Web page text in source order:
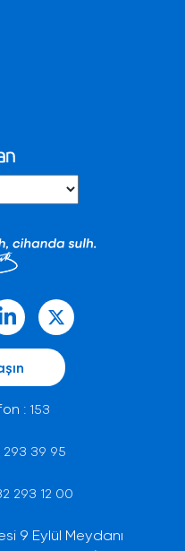
: 153
293 39 95
293 12 00
9 Eylül Meydanı